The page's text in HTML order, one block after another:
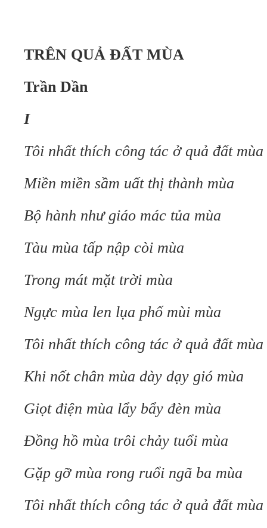
TRÊN QUẢ ĐẤT MÙA
Trần Dần
I
Tôi nhất thích công tác ở quả đất mùa
Miền miền sầm uất thị thành mùa
Bộ hành như giáo mác tủa mùa
Tàu mùa tấp nập còi mùa
Trong mát mặt trời mùa
Ngực mùa len lụa phố mùi mùa
Tôi nhất thích công tác ở quả đất mùa
Khi nốt chân mùa dày dạy gió mùa
Giọt điện mùa lẩy bẩy đèn mùa
Đồng hồ mùa trôi chảy tuổi mùa
Gặp gỡ mùa rong ruổi ngã ba mùa
Tôi nhất thích công tác ở quả đất mùa